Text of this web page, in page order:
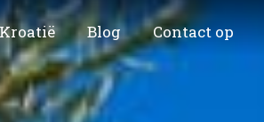
Kroatië Blog Contact op